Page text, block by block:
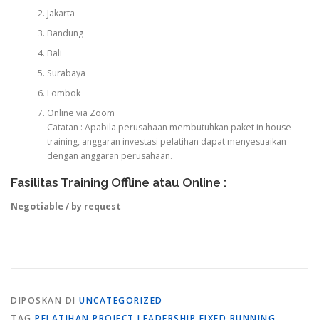
Jakarta
Bandung
Bali
Surabaya
Lombok
Online via Zoom
Catatan : Apabila perusahaan membutuhkan paket in house
training, anggaran investasi pelatihan dapat menyesuaikan
dengan anggaran perusahaan.
Fasilitas Training Offline atau Online :
Negotiable / by request
DIPOSKAN DI UNCATEGORIZED